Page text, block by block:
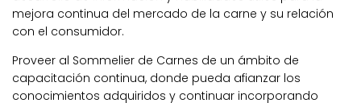
mejora continua del mercado de la carne y su relación
con el consumidor.
Proveer al Sommelier de Carnes de un ámbito de
capacitación continua, donde pueda afianzar los
conocimientos adquiridos y continuar incorporando